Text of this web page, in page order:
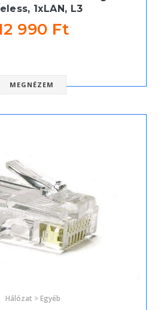
1xLAN, L3
990 Ft
MEGNÉZEM
Hálózat > Egyéb